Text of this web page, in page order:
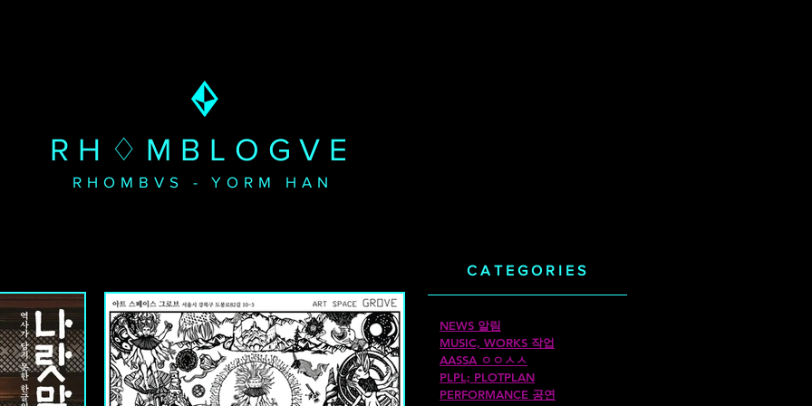
RH♢MBLOGVE
RHOMBVS - YORM HAN
CATEGORIES
NEWS 알림
MUSIC, WORKS 작업
AASSA ㅇㅇㅅㅅ
PLPL; PLOTPLAN
PERFORMANCE 공연